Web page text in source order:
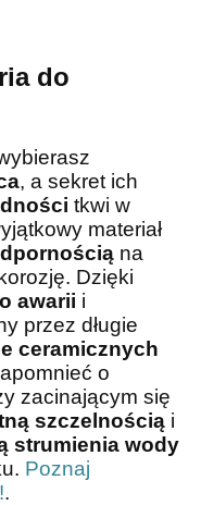
do
, a sekret ich
tkwi w
materiał
na
Dzięki
awarii i
przez długie
ceramicznych
o
zacinającym się
szczelnością i
strumienia wody
Poznaj
.